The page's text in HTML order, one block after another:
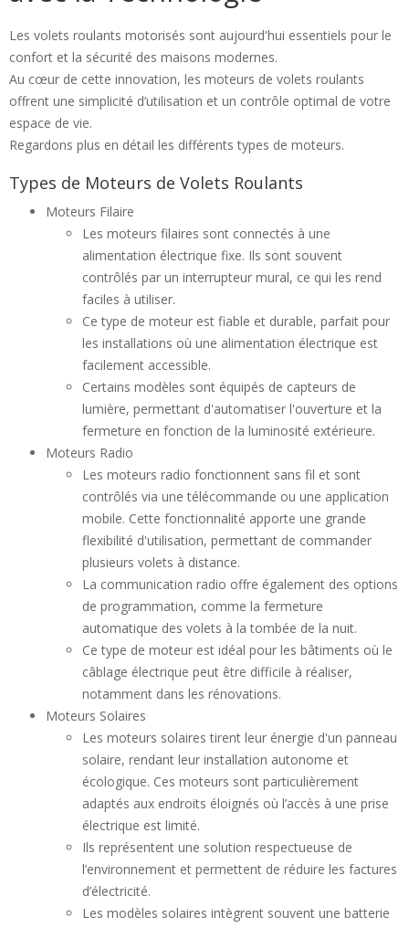
Les volets roulants motorisés sont aujourd'hui essentiels pour le
confort et la sécurité des maisons modernes.
Au cœur de cette innovation, les moteurs de volets roulants
offrent une simplicité d’utilisation et un contrôle optimal de votre
espace de vie.
Regardons plus en détail les différents types de moteurs.
Types de Moteurs de Volets Roulants
Moteurs Filaire
Les moteurs filaires sont connectés à une
alimentation électrique fixe. Ils sont souvent
contrôlés par un interrupteur mural, ce qui les rend
faciles à utiliser.
Ce type de moteur est fiable et durable, parfait pour
les installations où une alimentation électrique est
facilement accessible.
Certains modèles sont équipés de capteurs de
lumière, permettant d'automatiser l'ouverture et la
fermeture en fonction de la luminosité extérieure.
Moteurs Radio
Les moteurs radio fonctionnent sans fil et sont
contrôlés via une télécommande ou une application
mobile. Cette fonctionnalité apporte une grande
flexibilité d'utilisation, permettant de commander
plusieurs volets à distance.
La communication radio offre également des options
de programmation, comme la fermeture
automatique des volets à la tombée de la nuit.
Ce type de moteur est idéal pour les bâtiments où le
câblage électrique peut être difficile à réaliser,
notamment dans les rénovations.
Moteurs Solaires
Les moteurs solaires tirent leur énergie d'un panneau
solaire, rendant leur installation autonome et
écologique. Ces moteurs sont particulièrement
adaptés aux endroits éloignés où l’accès à une prise
électrique est limité.
Ils représentent une solution respectueuse de
l’environnement et permettent de réduire les factures
d’électricité.
Les modèles solaires intègrent souvent une batterie